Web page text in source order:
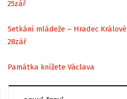
25zář
Setkání mládeže – Hradec Králové
28zář
Památka knížete Václava